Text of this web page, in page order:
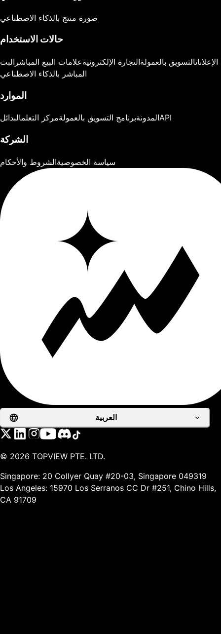
صورة منتج بالذكاء الاصطناعي
حالات الاستخدام
الإعلاناتالتسويق بالعمولةالتجارة الإلكترونيةعلامات البيع المباشر البث
المباشر بالذكاء الاصطناعي
الموارد
المدونةبرنامج التسويق بالعمولةمركز التعلمالبدائل API
الشركة
سياسة الخصوصيةالشروط والأحكام
العربية
© 2026 TOPVIEW PTE. LTD.
Singapore: 20 Collyer Quay #20-03, Singapore 049319
Los Angeles: 15970 Los Serranos CC Dr #251, Chino Hills,
CA 91709